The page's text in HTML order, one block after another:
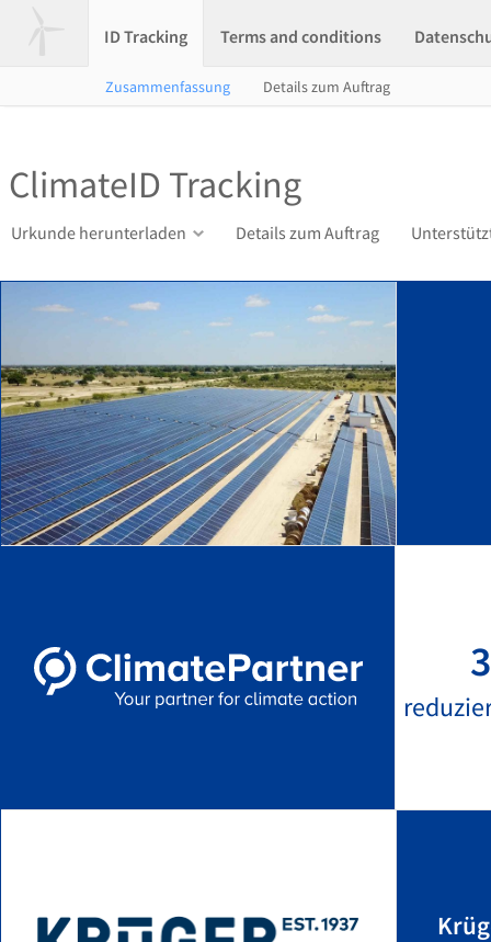
ID Tracking Terms and conditions
Zusammenfassung Details zum Auftrag
ClimateID Tracking
Urkunde herunterladen Details zum Auftrag